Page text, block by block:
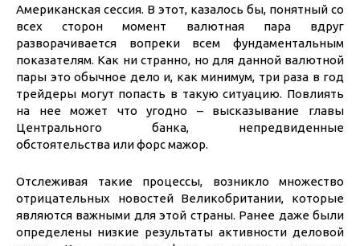
Американская сессия. В этот, казалось бы, понятный со
всех сторон момент валютная пара вдруг
разворачивается вопреки всем фундаментальным
показателям. Как ни странно, но для данной валютной
пары это обычное дело и, как минимум, три раза в год
трейдеры могут попасть в такую ситуацию. Повлиять
на нее может что угодно – высказывание главы
Центрального банка, непредвиденные
обстоятельства или форс мажор.
Отслеживая такие процессы, возникло множество
отрицательных новостей Великобритании, которые
являются важными для этой страны. Ранее даже были
определены низкие результаты активности деловой